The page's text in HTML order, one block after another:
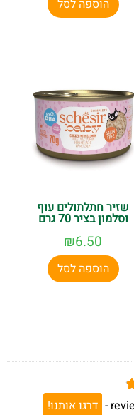
הוספה לסל
שזיר חתלתולים עוף
וסלמון בציר 70 גרם
₪6.50
הוספה לסל
- דרגו אותנו!